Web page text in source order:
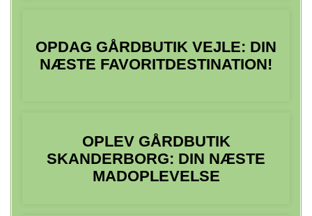
OPDAG GÅRDBUTIK VEJLE: DIN
NÆSTE FAVORITDESTINATION!
OPLEV GÅRDBUTIK
SKANDERBORG: DIN NÆSTE
MADOPLEVELSE